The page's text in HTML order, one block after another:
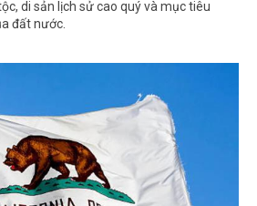
di sản lịch sử cao quý và mục tiêu
đất nước.